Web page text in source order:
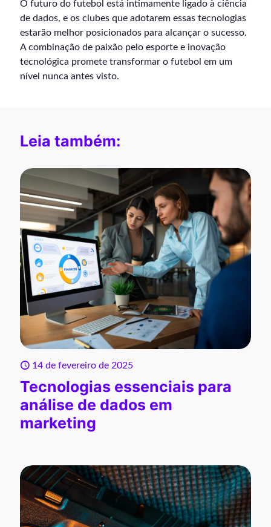
O futuro do futebol está intimamente ligado à ciência
de dados, e os clubes que adotarem essas tecnologias
estarão melhor posicionados para alcançar o sucesso.
A combinação de paixão pelo esporte e inovação
tecnológica promete transformar o futebol em um
nível nunca antes visto.
Leia também:
14 de fevereiro de 2025
Tecnologias essenciais para
análise de dados em
marketing